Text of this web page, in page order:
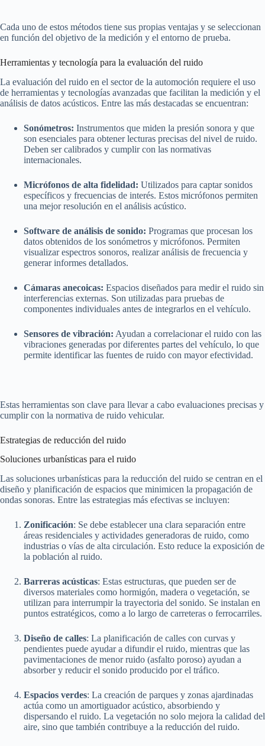
Cada uno de estos métodos tiene sus propias ventajas y se seleccionan
en función del objetivo de la medición y el entorno de prueba.
Herramientas y tecnología para la evaluación del ruido
La evaluación del ruido en el sector de la automoción requiere el uso
de herramientas y tecnologías avanzadas que facilitan la medición y el
análisis de datos acústicos. Entre las más destacadas se encuentran:
Sonómetros: Instrumentos que miden la presión sonora y que
son esenciales para obtener lecturas precisas del nivel de ruido.
Deben ser calibrados y cumplir con las normativas
internacionales.
Micrófonos de alta fidelidad: Utilizados para captar sonidos
específicos y frecuencias de interés. Estos micrófonos permiten
una mejor resolución en el análisis acústico.
Software de análisis de sonido: Programas que procesan los
datos obtenidos de los sonómetros y micrófonos. Permiten
visualizar espectros sonoros, realizar análisis de frecuencia y
generar informes detallados.
Cámaras anecoicas: Espacios diseñados para medir el ruido sin
interferencias externas. Son utilizadas para pruebas de
componentes individuales antes de integrarlos en el vehículo.
Sensores de vibración: Ayudan a correlacionar el ruido con las
vibraciones generadas por diferentes partes del vehículo, lo que
permite identificar las fuentes de ruido con mayor efectividad.
Estas herramientas son clave para llevar a cabo evaluaciones precisas y
cumplir con la normativa de ruido vehicular.
Estrategias de reducción del ruido
Soluciones urbanísticas para el ruido
Las soluciones urbanísticas para la reducción del ruido se centran en el
diseño y planificación de espacios que minimicen la propagación de
ondas sonoras. Entre las estrategias más efectivas se incluyen:
Zonificación: Se debe establecer una clara separación entre
áreas residenciales y actividades generadoras de ruido, como
industrias o vías de alta circulación. Esto reduce la exposición de
la población al ruido.
Barreras acústicas: Estas estructuras, que pueden ser de
diversos materiales como hormigón, madera o vegetación, se
utilizan para interrumpir la trayectoria del sonido. Se instalan en
puntos estratégicos, como a lo largo de carreteras o ferrocarriles.
Diseño de calles: La planificación de calles con curvas y
pendientes puede ayudar a difundir el ruido, mientras que las
pavimentaciones de menor ruido (asfalto poroso) ayudan a
absorber y reducir el sonido producido por el tráfico.
Espacios verdes: La creación de parques y zonas ajardinadas
actúa como un amortiguador acústico, absorbiendo y
dispersando el ruido. La vegetación no solo mejora la calidad del
aire, sino que también contribuye a la reducción del ruido.